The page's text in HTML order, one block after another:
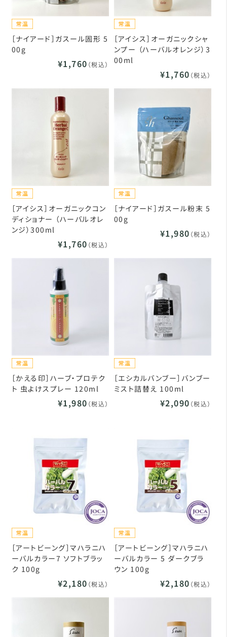
［ナイアード］ガスール固形 5
00g
¥1,760 （税込）
［アイシス］オーガニックシャ
ンプー （ハーバルオレンジ）3
00ml
¥1,760 （税込）
［アイシス］オーガニックコン
ディショナー （ハーバルオレ
ンジ）300ml
¥1,760 （税込）
［ナイアード］ガスール粉末 5
00g
¥1,980 （税込）
［かえる印］ハーブ・プロテク
ト 虫よけスプレー 120ml
¥1,980 （税込）
［エシカルバンブー］バンブー
ミスト詰替え 100ml
¥2,090 （税込）
［アートビーング］マハラニハ
ーバルカラー7 ソフトブラッ
ク 100g
¥2,180 （税込）
［アートビーング］マハラニハ
ーバルカラー 5 ダークブラ
ウン 100g
¥2,180 （税込）